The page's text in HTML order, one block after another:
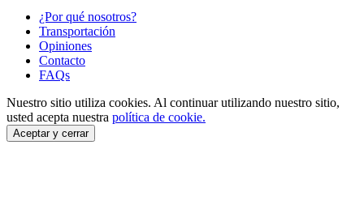
¿Por qué nosotros?
Transportación
Opiniones
Contacto
FAQs
Nuestro sitio utiliza cookies. Al continuar utilizando nuestro sitio,
usted acepta nuestra política de cookie.
Aceptar y cerrar